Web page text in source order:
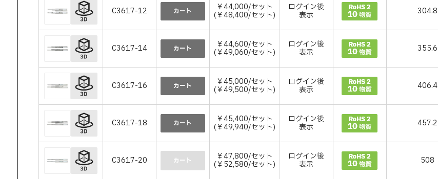
C3617-12 カート ￥44,000/セット
(￥48,400/セット)
ログイン後
表示 304.8
C3617-14 カート ￥44,600/セット
(￥49,060/セット)
ログイン後
表示 355.6
C3617-16 カート ￥45,000/セット
(￥49,500/セット)
ログイン後
表示 406.4
C3617-18 カート ￥45,400/セット
(￥49,940/セット)
ログイン後
表示 457.2
C3617-20 カート ￥47,800/セット
(￥52,580/セット)
ログイン後
表示 508